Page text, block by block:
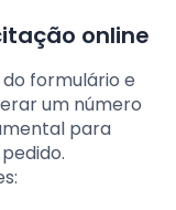
online
formulário e
um número
para